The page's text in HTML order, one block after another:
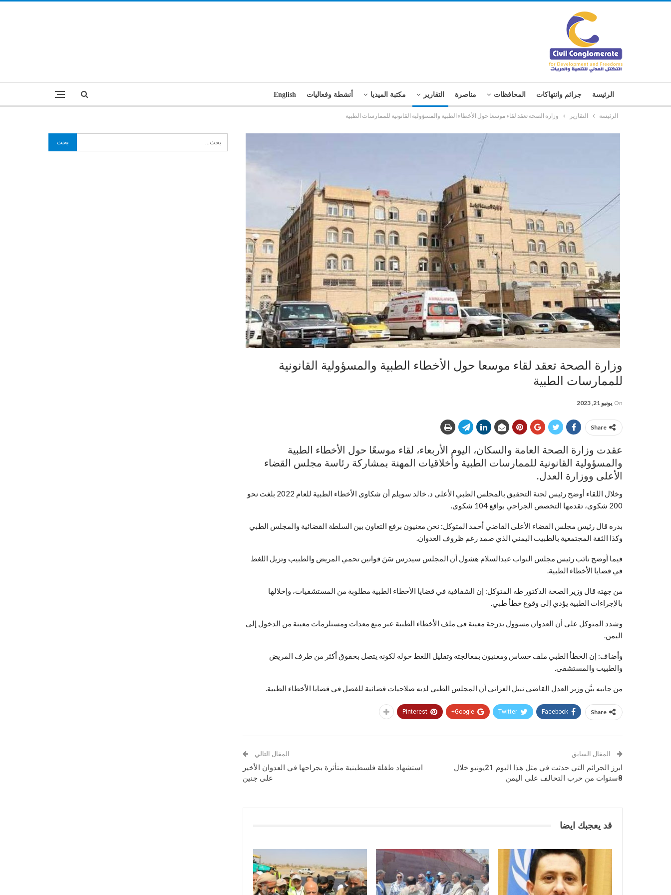
الرئيسة جرائم وانتهاكات المحافظات مناصرة التقارير مكتبة الميديا أنشطة وفعاليات English
الرئيسة التقارير وزارة الصحة تعقد لقاء موسعا حول الأخطاء الطبية والمسؤولية القانونية للممارسات الطبية
وزارة الصحة تعقد لقاء موسعا حول الأخطاء الطبية والمسؤولية القانونية
للممارسات الطبية
On يونيو 21, 2023
Share
عقدت وزارة الصحة العامة والسكان، اليوم الأربعاء، لقاء موسعًا حول الأخطاء الطبية
والمسؤولية القانونية للممارسات الطبية وأخلاقيات المهنة بمشاركة رئاسة مجلس القضاء
الأعلى ووزارة العدل.
وخلال اللقاء أوضح رئيس لجنة التحقيق بالمجلس الطبي الأعلى د. خالد سويلم أن شكاوى الأخطاء الطبية للعام 2022 بلغت نحو
200 شكوى، تقدمها التخصص الجراحي بواقع 104 شكوى.
بدره قال رئيس مجلس القضاء الأعلى القاضي أحمد المتوكل: نحن معنيون برفع التعاون بين السلطة القضائية والمجلس الطبي
وكذا الثقة المجتمعية بالطبيب اليمني الذي صمد رغم ظروف العدوان.
فيما أوضح نائب رئيس مجلس النواب عبدالسلام هشول أن المجلس سيدرس سَنَ قوانين تحمي المريض والطبيب وتزيل اللغط
في قضايا الأخطاء الطبية.
من جهته قال وزير الصحة الدكتور طه المتوكل: إن الشفافية في قضايا الأخطاء الطبية مطلوبة من المستشفيات، وإخلالها
بالإجراءات الطبية يؤدي إلى وقوع خطأ طبي.
وشدد المتوكل على أن العدوان مسؤول بدرجة معينة في ملف الأخطاء الطبية عبر منع معدات ومستلزمات معينة من الدخول إلى
اليمن.
وأضاف: إن الخطأ الطبي ملف حساس ومعنيون بمعالجته وتقليل اللغط حوله لكونه يتصل بحقوق أكثر من طرف المريض
والطبيب والمستشفى.
من جانبه بيَّن وزير العدل القاضي نبيل العزاني أن المجلس الطبي لديه صلاحيات قضائية للفصل في قضايا الأخطاء الطبية.
Share
Facebook
Twitter
Google+
Pinterest
المقال السابق
ابرز الجرائم التي حدثت في مثل هذا اليوم 21يونيو خلال
8سنوات من حرب التحالف على اليمن
المقال التالي
استشهاد طفلة فلسطينية متأثرة بجراحها في العدوان الأخير
على جنين
قد يعجبك ايضا